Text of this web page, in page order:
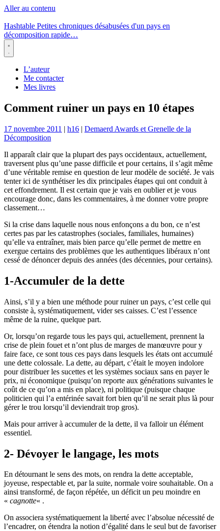
Aller au contenu
Hashtable Petites chroniques désabusées d'un pays en
décomposition rapide…
Menu
L’auteur
Me contacter
Mes livres
Comment ruiner un pays en 10 étapes
17 novembre 2011 | h16 | Demaerd Awards et Grenelle de la
Décomposition
Il apparaît clair que la plupart des pays occidentaux, actuellement,
traversent plus qu’une passe difficile et pour certains, il s’agit même
d’une véritable remise en question de leur modèle de société. Je vais
tenter ici de synthétiser les dix principales étapes qui ont conduit à
cet effondrement. Il est certain que je vais en oublier et je vous
encourage donc, dans les commentaires, à me donner votre propre
classement…
Si la crise dans laquelle nous nous enfonçons a du bon, ce n’est
certes pas par les catastrophes (sociales, familiales, humaines)
qu’elle va entraîner, mais bien parce qu’elle permet de mettre en
exergue certains des problèmes que les authentiques libéraux n’ont
cessé de dénoncer depuis des années (des décennies, pour certains).
1-Accumuler de la dette
Ainsi, s’il y a bien une méthode pour ruiner un pays, c’est celle qui
consiste à, systématiquement, vider ses caisses. C’est l’essence
même de la ruine, quelque part.
Or, lorsqu’on regarde tous les pays qui, actuellement, prennent la
crise de plein fouet et n’ont plus de marges de manœuvre pour y
faire face, ce sont tous ces pays dans lesquels les états ont accumulé
une dette colossale. La dette, au départ, c’était le moyen indolore
pour distribuer les sucettes et les systèmes sociaux sans en payer le
prix, ni économique (puisqu’on reporte aux générations suivantes le
coût de ce qu’on a mis en place), ni politique (puisque chaque
politicien qui l’a entérinée savait fort bien qu’il ne serait plus là pour
gérer le trou lorsqu’il deviendrait trop gros).
Mais pour arriver à accumuler de la dette, il va falloir un élément
essentiel.
2- Dévoyer le langage, les mots
En détournant le sens des mots, on rendra la dette acceptable,
joyeuse, respectable et, par la suite, normale voire souhaitable. On a
ainsi transformé, de façon répétée, un déficit un peu moindre en
« cagnotte« .
On associera systématiquement la liberté avec l’absolue nécessité de
l’encadrer, on étendra la notion d’égalité dans le seul but de favoriser